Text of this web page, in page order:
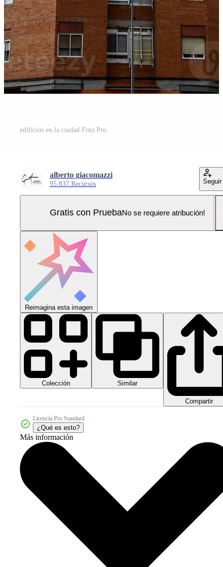
edificios en la ciudad Foto Pro
alberto giacomazzi
95.837 Recursos Seguir
Gratis con PruebaNo se requiere atribución!
Reimagina esta imagen
Colección Similar
Compartir
Licencia Pro Standard
¿Qué es esto?
Más información